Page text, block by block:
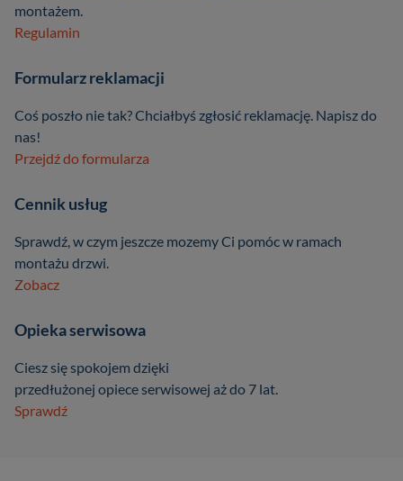
montażem.
Regulamin
Formularz reklamacji
Coś poszło nie tak? Chciałbyś zgłosić reklamację. Napisz do
nas!
Przejdź do formularza
Cennik usług
Sprawdź, w czym jeszcze mozemy Ci pomóc w ramach
montażu drzwi.
Zobacz
Opieka serwisowa
Ciesz się spokojem dzięki
przedłużonej opiece serwisowej aż do 7 lat.
Sprawdź